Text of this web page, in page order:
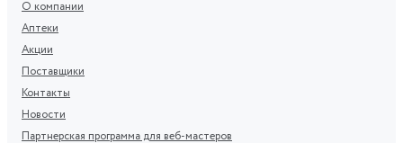
О компании
Аптеки
Акции
Поставщики
Контакты
Новости
Партнерская программа для веб-мастеров